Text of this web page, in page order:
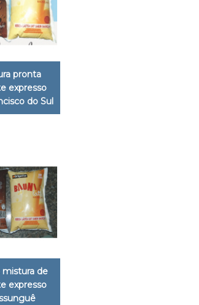
pronta
expresso
do Sul
mistura de
expresso